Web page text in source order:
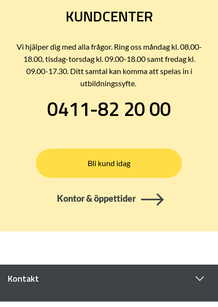
KUNDCENTER
Vi hjälper dig med alla frågor. Ring oss måndag kl. 08.00-
18.00, tisdag-torsdag kl. 09.00-18.00 samt fredag kl.
09.00-17.30. Ditt samtal kan komma att spelas in i
utbildningssyfte.
0411-82 20 00
Bli kund idag
Kontor & öppettider
Kontakt